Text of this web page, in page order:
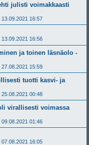
julisti voimakkaasti
13.09.2021 16:57
13.09.2021 16:56
ja toinen läsnäolo -
27.08.2021 15:59
tuotti kasvi- ja
25.08.2021 00:48
virallisesti voimassa
09.08.2021 01:46
07.08.2021 16:05